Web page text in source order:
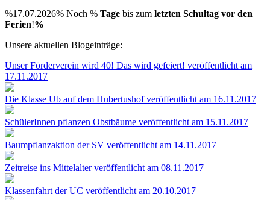
%17.07.2026% Noch % Tage bis zum letzten Schultag vor den
Ferien!%
Unsere aktuellen Blogeinträge:
Unser Förderverein wird 40! Das wird gefeiert! veröffentlicht am
17.11.2017
Die Klasse Ub auf dem Hubertushofveröffentlicht am 16.11.2017
SchülerInnen pflanzen Obstbäume veröffentlicht am 15.11.2017
Baumpflanzaktion der SV veröffentlicht am 14.11.2017
Zeitreise ins Mittelalterveröffentlicht am 08.11.2017
Klassenfahrt der UC veröffentlicht am 20.10.2017